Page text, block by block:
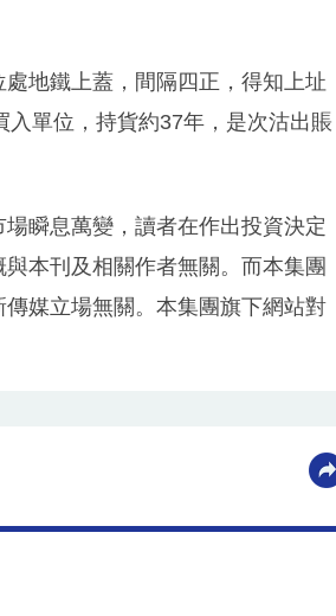
地鐵上蓋，間隔四正，得知上址
單位，持貨約37年，是次沽出賬
瞬息萬變，讀者在作出投資決定
本刊及相關作者無關。而本集團
媒立場無關。本集團旗下網站對